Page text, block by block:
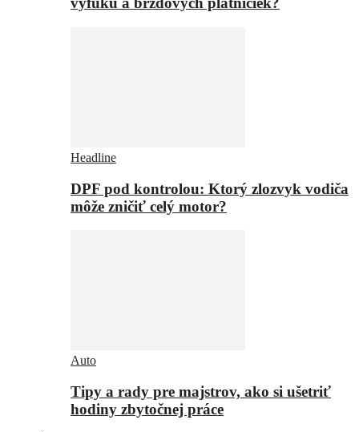
Headline
DPF pod kontrolou: Ktorý zlozvyk vodiča
môže zničiť celý motor?
Auto
Tipy a rady pre majstrov, ako si ušetriť
hodiny zbytočnej práce